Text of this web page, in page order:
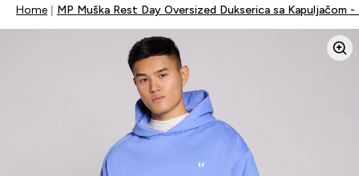
Home MP Muška Rest Day Oversized Dukserica sa Kapuljačom -